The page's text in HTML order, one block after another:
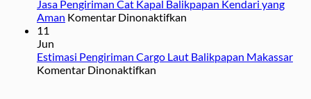
Jasa
Ekspedisi
Motor
Balikpapan
Jasa Pengiriman Cat Kapal Balikpapan Kendari yang
Aman Komentar Dinonaktifkan
Cat
11
Jun
Estimasi Pengiriman Cargo Laut Balikpapan Makassar
Komentar Dinonaktifkan